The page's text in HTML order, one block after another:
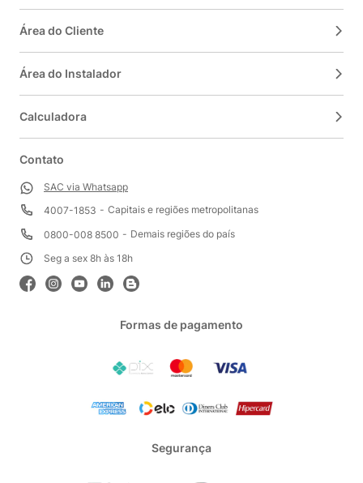
Área do Cliente
Área do Instalador
Calculadora
Contato
SAC via Whatsapp
4007-1853
Capitais e regiões metropolitanas
0800-008 8500
Demais regiões do país
Seg a sex 8h às 18h
Formas de pagamento
Segurança